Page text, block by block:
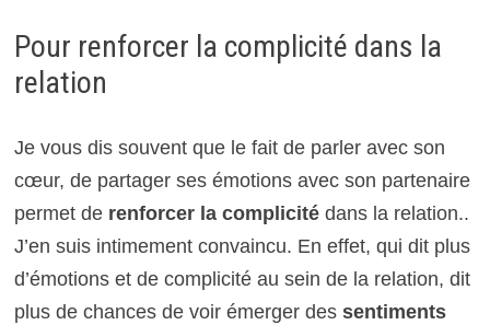
Pour renforcer la complicité dans la
relation
Je vous dis souvent que le fait de parler avec son
cœur, de partager ses émotions avec son partenaire
permet de renforcer la complicitédans la relation..
J’en suis intimement convaincu. En effet, qui dit plus
d’émotions et de complicité au sein de la relation, dit
plus de chances de voir émerger des sentiments